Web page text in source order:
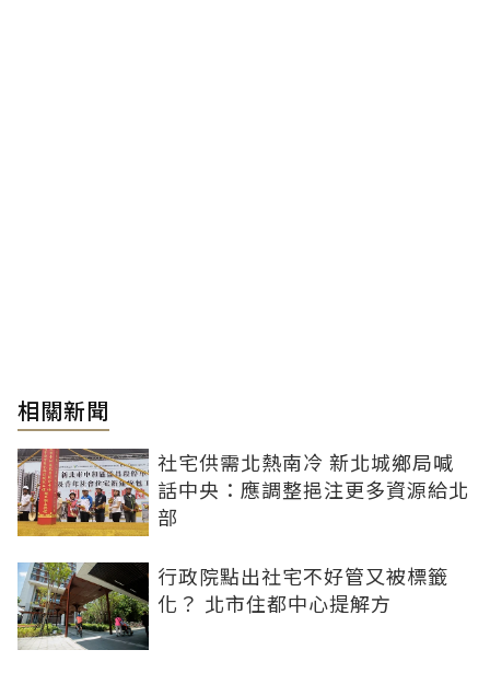
相關新聞
社宅供需北熱南冷 新北城鄉局喊
話中央：應調整挹注更多資源給北
部
行政院點出社宅不好管又被標籤
化？ 北市住都中心提解方